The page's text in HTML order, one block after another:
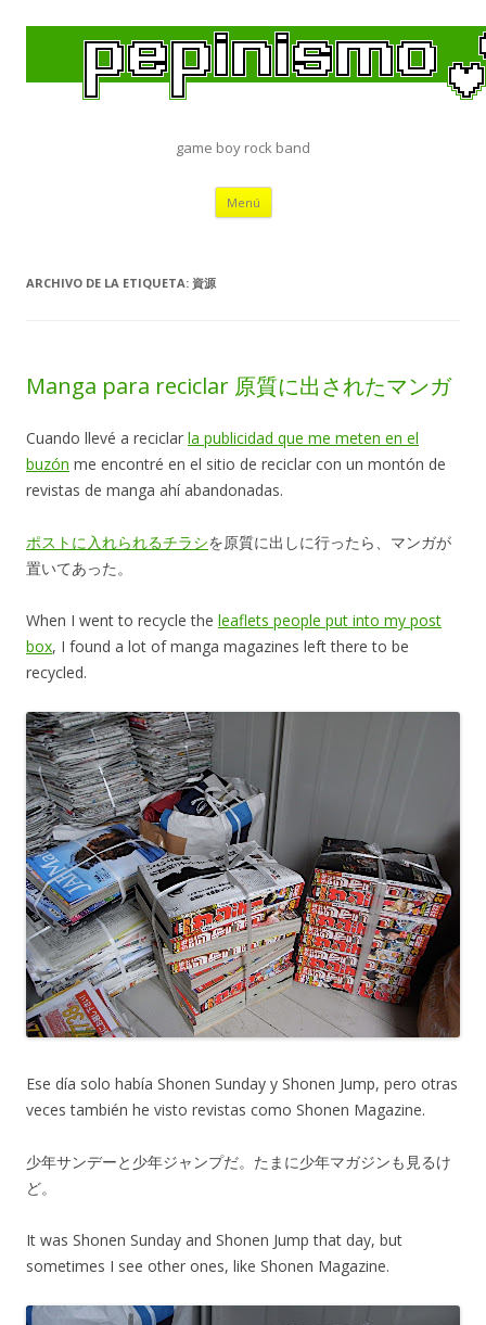
game boy rock band
Menú Saltar
contenido
ARCHIVO DE LA ETIQUETA: 資源
Manga para reciclar 原質に出されたマンガ
Cuando llevé a reciclar la publicidad que me meten en el
buzón me encontré en el sitio de reciclar con un montón de
revistas de manga ahí abandonadas.
ポストに入れられるチラシを原質に出しに行ったら、マンガが
置いてあった。
When I went to recycle the leaflets people put into my post
box, I found a lot of manga magazines left there to be
recycled.
Ese día solo había Shonen Sunday y Shonen Jump, pero otras
veces también he visto revistas como Shonen Magazine.
少年サンデーと少年ジャンプだ。たまに少年マガジンも見るけ
ど。
It was Shonen Sunday and Shonen Jump that day, but
sometimes I see other ones, like Shonen Magazine.